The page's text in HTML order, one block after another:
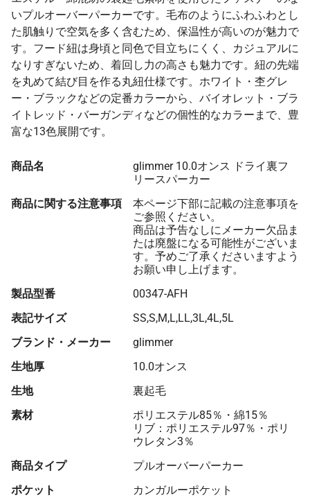
いプルオーバーパーカーです。毛布のようにふわふわとし
た肌触りで空気を多く含むため、保温性が高いのが魅力で
す。フード紐は身頃と同色で目立ちにくく、カジュアルに
なりすぎないため、着回し力の高さも魅力です。紐の先端
を丸めて結び目を作る丸紐仕様です。ホワイト・杢グレ
ー・ブラックなどの定番カラーから、バイオレット・ブラ
イトレッド・バーガンディなどの個性的なカラーまで、豊
富な13色展開です。
商品名
glimmer 10.0オンス ドライ裏フ
リースパーカー
商品に関する注意事項
本ページ下部に記載の注意事項を
ご参照ください。
商品は予告なしにメーカー欠品ま
たは廃盤になる可能性がございま
す。予めご了承くださいますよう
お願い申し上げます。
製品型番
00347-AFH
表記サイズ
SS,S,M,L,LL,3L,4L,5L
ブランド・メーカー
glimmer
生地厚
10.0オンス
生地
裏起毛
素材
ポリエステル85％・綿15％
リブ：ポリエステル97％・ポリ
ウレタン3％
商品タイプ
プルオーバーパーカー
ポケット
カンガルーポケット